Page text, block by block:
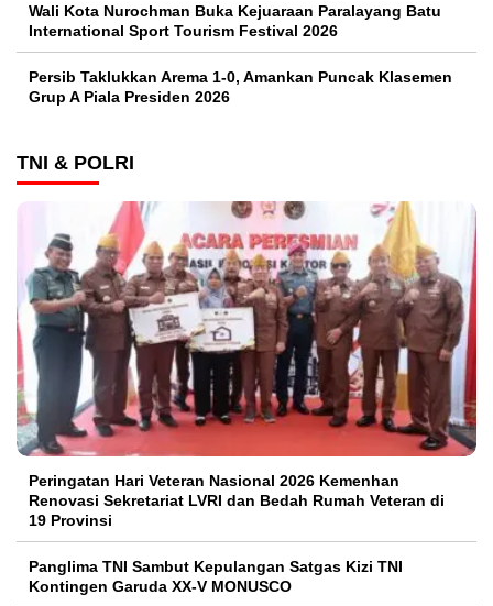
Wali Kota Nurochman Buka Kejuaraan Paralayang Batu
International Sport Tourism Festival 2026
Persib Taklukkan Arema 1-0, Amankan Puncak Klasemen
Grup A Piala Presiden 2026
TNI & POLRI
Peringatan Hari Veteran Nasional 2026 Kemenhan
Renovasi Sekretariat LVRI dan Bedah Rumah Veteran di
19 Provinsi
Panglima TNI Sambut Kepulangan Satgas Kizi TNI
Kontingen Garuda XX-V MONUSCO